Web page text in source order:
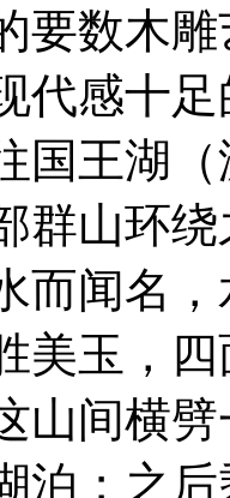
要数木
代感十
国王湖
群山环
而闻名
美玉，
山间横
泊；之